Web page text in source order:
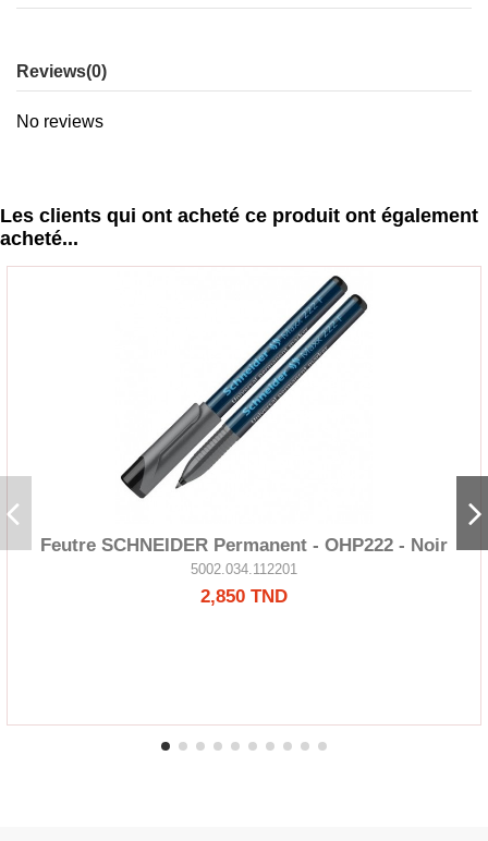
Reviews(0)
No reviews
Les clients qui ont acheté ce produit ont également
acheté...
Feutre SCHNEIDER Permanent - OHP222 - Noir
5002.034.112201
2,850 TND